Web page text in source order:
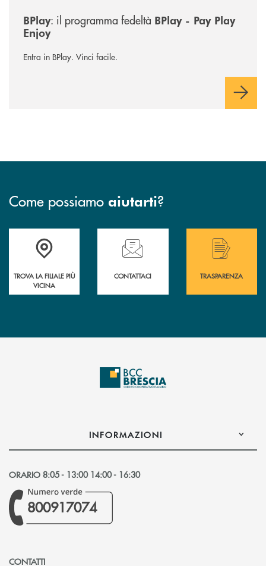
BPlay: il programma fedeltà BPlay - Pay Play
Enjoy
Entra in BPlay. Vinci facile.
Come possiamo aiutarti?
Accedi all' elenco completo delle filiali .
TROVA LA FILIALE PIÙ
VICINA
Hai bisogno di assistenza immediata?
CONTATTACI
Hai bisogno di
TRASPARENZA
INFORMAZIONI
ORARIO 8:05 - 13:00 14:00 - 16:30
800917074
CONTATTI